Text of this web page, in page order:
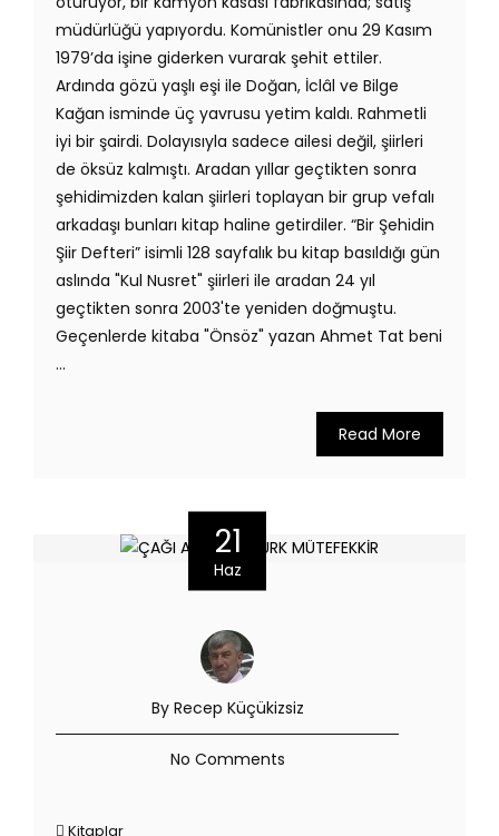
müdürlüğü yapıyordu. Komünistler onu 29 Kasım
1979’da işine giderken vurarak şehit ettiler.
Ardında gözü yaşlı eşi ile Doğan, İclâl ve Bilge
Kağan isminde üç yavrusu yetim kaldı. Rahmetli
iyi bir şairdi. Dolayısıyla sadece ailesi değil, şiirleri
de öksüz kalmıştı. Aradan yıllar geçtikten sonra
şehidimizden kalan şiirleri toplayan bir grup vefalı
arkadaşı bunları kitap haline getirdiler. “Bir Şehidin
Şiir Defteri” isimli 128 sayfalık bu kitap basıldığı gün
aslında "Kul Nusret" şiirleri ile aradan 24 yıl
geçtikten sonra 2003'te yeniden doğmuştu.
Geçenlerde kitaba "Önsöz" yazan Ahmet Tat beni
...
Read More
21
Haz
By Recep Küçükizsiz
No Comments
Kitaplar